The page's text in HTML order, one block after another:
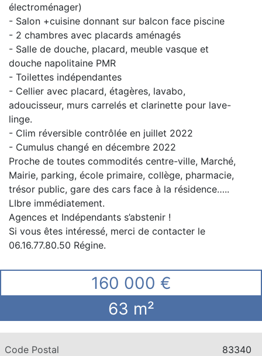
électroménager)
- Salon +cuisine donnant sur balcon face piscine
- 2 chambres avec placards aménagés
- Salle de douche, placard, meuble vasque et
douche napolitaine PMR
- Toilettes indépendantes
- Cellier avec placard, étagères, lavabo,
adoucisseur, murs carrelés et clarinette pour lave-
linge.
- Clim réversible contrôlée en juillet 2022
- Cumulus changé en décembre 2022
Proche de toutes commodités centre-ville, Marché,
Mairie, parking, école primaire, collège, pharmacie,
trésor public, gare des cars face à la résidence…..
LIbre immédiatement.
Agences et Indépendants s’abstenir !
Si vous êtes intéressé, merci de contacter le
06.16.77.80.50 Régine.
160 000 €
63 m²
Code Postal
83340